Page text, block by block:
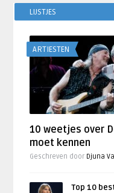
LIJSTJES
ARTIESTEN
10 weetjes over
moet kennen
Geschreven door Djuna
Top 10